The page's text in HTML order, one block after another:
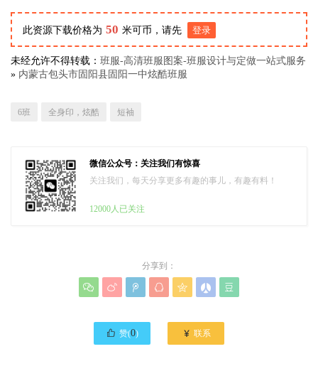
此资源下载价格为 50 米可币，请先 登录
未经允许不得转载： 班服-高清班服图案-班服设计与定做一站式服务
» 内蒙古包头市固阳县固阳一中炫酷班服
6班 全身印，炫酷 短袖
微信公众号：关注我们有惊喜
关注我们，每天分享更多有趣的事儿，有趣有料！
12000人已关注
分享到：
      
 赞(0)  联系